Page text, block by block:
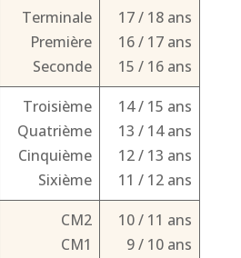
Terminale
Première
Seconde
17 / 18 ans
16 / 17 ans
15 / 16 ans
Troisième
Quatrième
Cinquième
Sixième
14 / 15 ans
13 / 14 ans
12 / 13 ans
11 / 12 ans
CM2
CM1
10 / 11 ans
9 / 10 ans